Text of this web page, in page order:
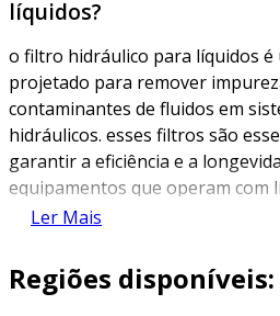
líquidos?
o filtro hidráulico para líquidos é
projetado para remover
contaminantes de fluidos em
hidráulicos. esses filtros são
garantir a eficiência e a
equipamentos que operam com
protegendo componentes
prematuros e falhas operacionais.
Ler Mais
Regiões disponíveis: